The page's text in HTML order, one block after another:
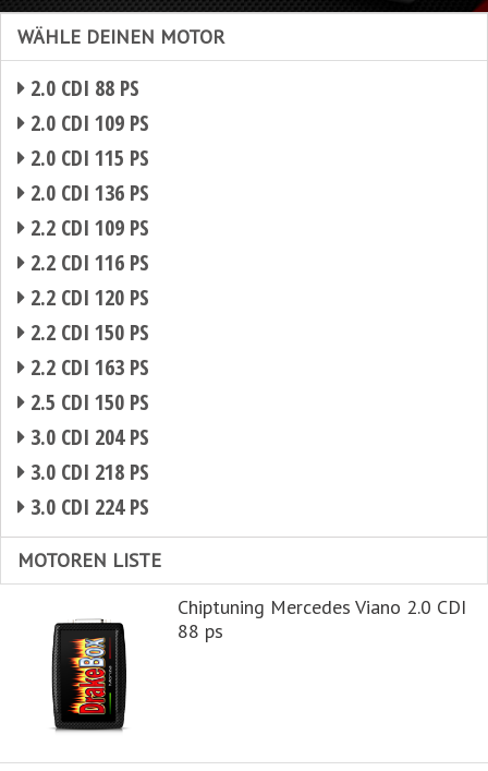
WÄHLE DEINEN MOTOR
2.0 CDI 88 PS
2.0 CDI 109 PS
2.0 CDI 115 PS
2.0 CDI 136 PS
2.2 CDI 109 PS
2.2 CDI 116 PS
2.2 CDI 120 PS
2.2 CDI 150 PS
2.2 CDI 163 PS
2.5 CDI 150 PS
3.0 CDI 204 PS
3.0 CDI 218 PS
3.0 CDI 224 PS
MOTOREN LISTE
Chiptuning Mercedes Viano 2.0 CDI
88 ps